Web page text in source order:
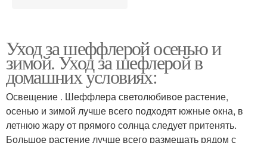
Уход за шеффлерой осенью и
зимой. Уход за шефлерой в
домашних условиях:
Освещение . Шеффлера светолюбивое растение,
осенью и зимой лучше всего подходят южные окна, в
летнюю жару от прямого солнца следует притенять.
Большое растение лучше всего размещать рядом с